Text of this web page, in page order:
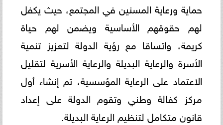
حماية ورعاية المسنين في المجتمع، حيث يكفل
لهم حقوقهم الأساسية ويضمن لهم حياة
كريمة، واتساقا مع رؤية الدولة لتعزيز تنمية
الأسرة والرعاية البديلة والرعاية الأسرية لتقليل
الاعتماد على الرعاية المؤسسية، تم إنشاء أول
مركز كفالة وطني وتقوم الدولة على إعداد
قانون متكامل لتنظيم الرعاية البديلة.